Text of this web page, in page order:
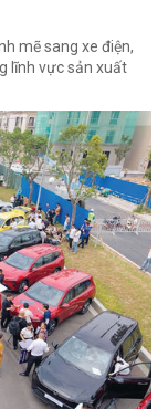
mẽ sang xe điện,
lĩnh vực sản xuất